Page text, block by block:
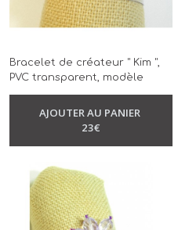
Bracelet de créateur " Kim ",
PVC transparent, modèle
unique, réalisé à la main
BraceletAJOUTER AU PANIER
23€